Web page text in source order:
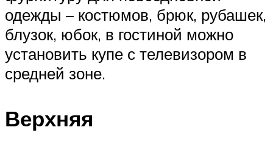
одежды – костюмов, брюк, рубашек,
блузок, юбок, в гостиной можно
установить купе с телевизором в
средней зоне.
Верхняя